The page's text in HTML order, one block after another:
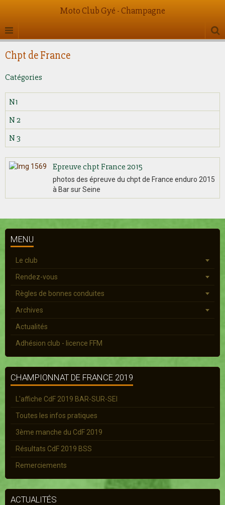
Moto Club Gyé - Champagne
Chpt de France
Catégories
N1
N 2
N 3
Epreuve chpt France 2015
photos des épreuve du chpt de France enduro 2015
à Bar sur Seine
MENU
Le club
Rendez-vous
Règles de bonnes conduites
Archives
Actualités
Adhésion club - licence FFM
CHAMPIONNAT DE FRANCE 2019
L'affiche CdF 2019 BAR-SUR-SEI
Toutes les infos pratiques
3ème manche du CdF 2019
Résultats CdF 2019 BSS
Remerciements
ACTUALITÉS